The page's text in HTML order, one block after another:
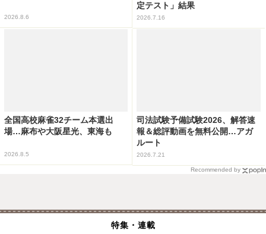
2026.8.6
定テスト」結果
2026.7.16
全国高校麻雀32チーム本選出
場…麻布や大阪星光、東海も
2026.8.5
司法試験予備試験2026、解答速
報＆総評動画を無料公開…アガ
ルート
2026.7.21
Recommended by
特集・連載